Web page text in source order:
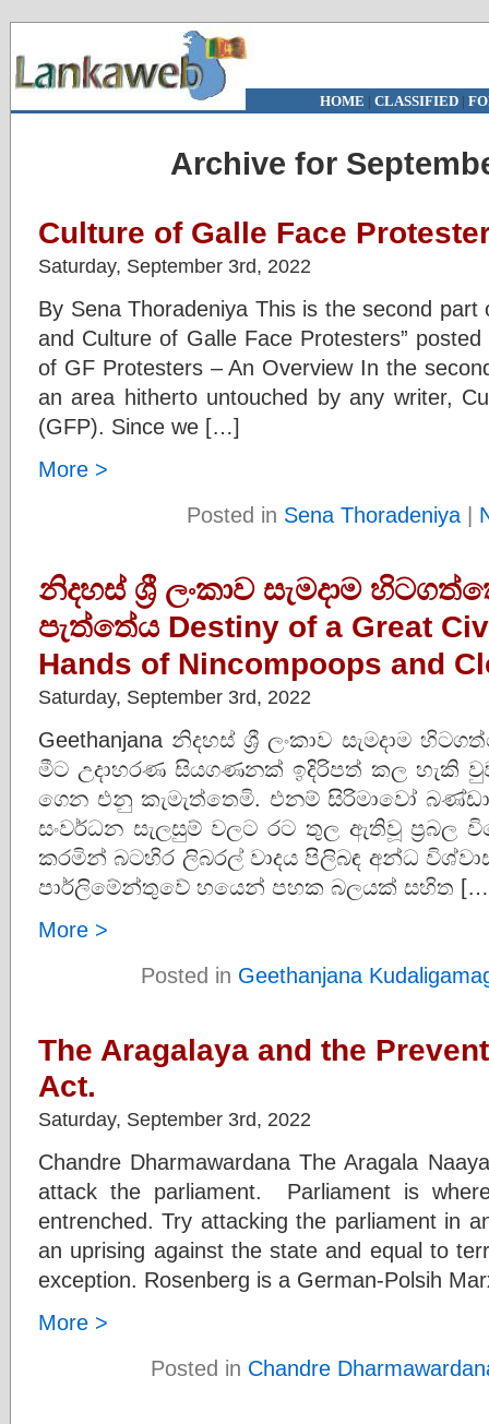
HOME | CLASSIFIED|
Archive for
Culture of Galle Face
Saturday, September 3rd, 2022
By Sena Thoradeniya This is the second
and Culture of Galle Face Protesters”
of GF Protesters – An Overview In the
an area hitherto untouched by any writer,
(GFP). Since we […]
More >
Posted in Sena Thoradeniya |
නිදහස් ශ්‍රී ලංකාව සැමදාම
පැත්තේය Destiny of a Great
Hands of Nincompoops and
Saturday, September 3rd, 2022
Geethanjana නිදහස් ශ්‍රී ලංකාව සැමදාම
මීට උදාහරණ සියගණනක් ඉදිරිපත් කල හැකි
ගෙන එනු කැමැත්තෙමි. එනම් සිරිමාවෝ
සංවර්ධන සැලසුම් වලට රට තුල ඇතිවූ ප්‍රබල
කරමින් බටහිර ලිබරල් වාදය පිලිබඳ අන්ධ
පාර්ලිමේන්තුවේ හයෙන් පහක බලයක් සහිත
More >
Posted in Geethanjana
The Aragalaya and the
Act.
Saturday, September 3rd, 2022
Chandre Dharmawardana The Aragala
attack the parliament. Parliament is
entrenched. Try attacking the parliament in
an uprising against the state and equal to
exception. Rosenberg is a German-Polsih
More >
Posted in Chandre